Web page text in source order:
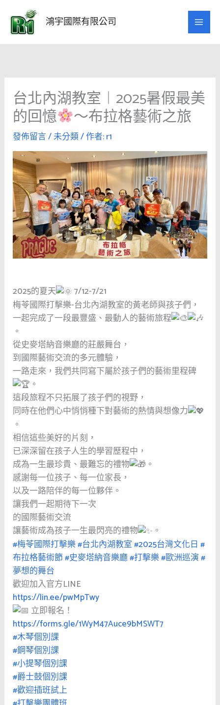
要
鴻宇國際有限公司
台北內湖教室︱2025暑假最美
的回憶 〜布拉格藝術之旅
發佈留言/未分類/ 作者:r1
2025的夏天
7/12-7/21
梅苓國際打擊樂-台北內湖教室的黃老師與孩子們，
一起完成了一段最豐盛、最動人的藝術旅程
。
從史麥塔納音樂廳的莊嚴舞台，
到國際藝術交流的多元體驗，
一路走來，我們共同寫下屬於孩子們的藝術里程碑
。
這段旅程不只拓展了孩子們的視野，
同時在他們心中悄悄種下對藝術的熱情與想像力
。
相信這些美好的片刻，
已深深留在孩子人生的學習歷程中，
成為一生最珍貴、最難忘的禮物
。
感謝每一位孩子、每一位家長，
以及一路陪伴的每一位夥伴。
讓我們一起期待下一次
的國際藝術交流
讓藝術成為孩子一生最閃亮的禮物
。
#梅苓國際打擊樂#台北內湖教室#2025台灣文化日 #
布拉格藝術節#史麥塔納音樂廳#打擊樂#歐洲巡演#
夢想的舞台
歡迎加入官方LINE
https://lin.ee/pwMpTwy
立即報名！
https://forms.gle/1WyM47Auce9bMSWT7
#木琴個別課
#鋼琴個別課
#小提琴個別課
#爵士鼓個別課
#歡迎插班試上